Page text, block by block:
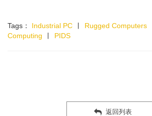
Tags： Industrial PC Rugged Computers
Computing
PIDS
返回列表